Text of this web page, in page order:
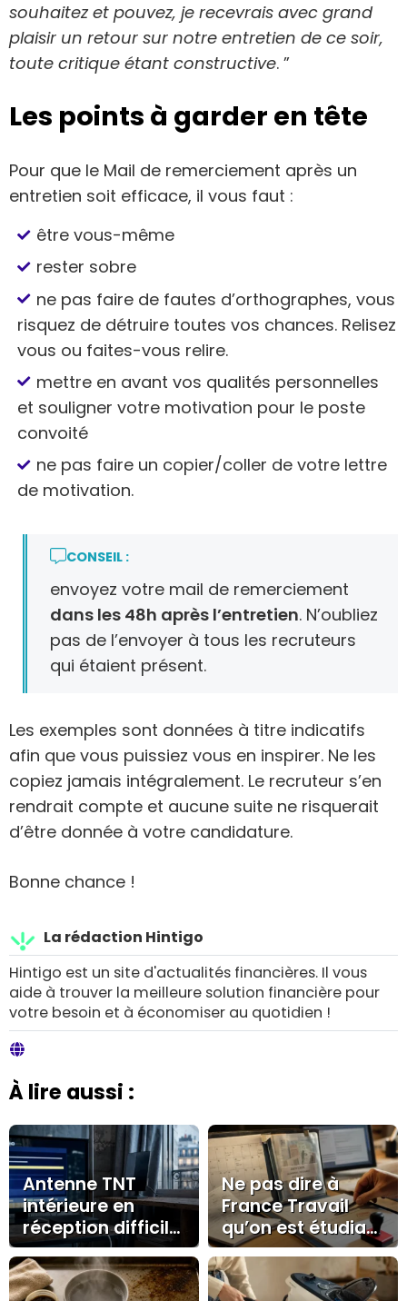
souhaitez et pouvez, je recevrais avec grand
plaisir un retour sur notre entretien de ce soir,
toute critique étant constructive. ”
Les points à garder en tête
Pour que le Mail de remerciement après un
entretien soit efficace, il vous faut :
être vous-même
rester sobre
ne pas faire de fautes d’orthographes, vous
risquez de détruire toutes vos chances. Relisez
vous ou faites-vous relire.
mettre en avant vos qualités personnelles
et souligner votre motivation pour le poste
convoité
ne pas faire un copier/coller de votre lettre
de motivation.
CONSEIL :
envoyez votre mail de remerciement
dans les 48h après l’entretien. N’oubliez
pas de l’envoyer à tous les recruteurs
qui étaient présent.
Les exemples sont données à titre indicatifs
afin que vous puissiez vous en inspirer. Ne les
copiez jamais intégralement. Le recruteur s’en
rendrait compte et aucune suite ne risquerait
d’être donnée à votre candidature.
Bonne chance !
La rédaction Hintigo
Hintigo est un site d'actualités financières. Il vous
aide à trouver la meilleure solution financière pour
votre besoin et à économiser au quotidien !
À lire aussi :
Antenne TNT
intérieure en
réception difficile
: quand
l’amplificateur
aide, quand il ne
Ne pas dire à
France Travail
qu’on est étudiant
: le silence qui
peut coûter une
allocation